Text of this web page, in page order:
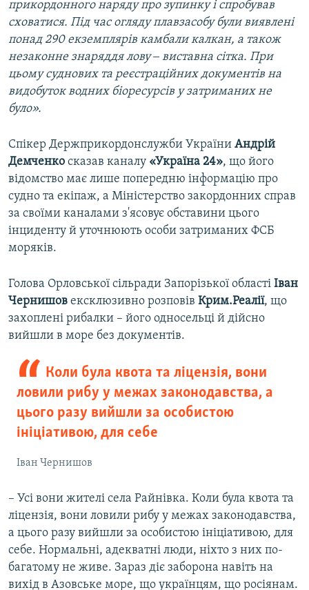
прикордонного наряду про зупинку і спробував
сховатися. Під час огляду плавзасобу були виявлені
понад 290 екземплярів камбали калкан, а також
незаконне знаряддя лову ‒ виставна сітка. При
цьому суднових та реєстраційних документів на
видобуток водних біоресурсів у затриманих не
було».
Спікер Держприкордонслужби України Андрій
Демченко сказав каналу «Україна 24», що його
відомство має лише попередню інформацію про
судно та екіпаж, а Міністерство закордонних справ
за своїми каналами з'ясовує обставини цього
інциденту й уточнюють особи затриманих ФСБ
моряків.
Голова Орловської сільради Запорізької області Іван
Чернишов ексклюзивно розповів Крим.Реалії, що
захоплені рибалки – його односельці й дійсно
вийшли в море без документів.
Коли була квота та ліцензія, вони
ловили рибу у межах законодавства, а
цього разу вийшли за особистою
ініціативою, для себе
Іван Чернишов
– Усі вони жителі села Райнівка. Коли була квота та
ліцензія, вони ловили рибу у межах законодавства,
а цього разу вийшли за особистою ініціативою, для
себе. Нормальні, адекватні люди, ніхто з них по-
багатому не живе. Зараз діє заборона навіть на
вихід в Азовське море, що українцям, що росіянам.